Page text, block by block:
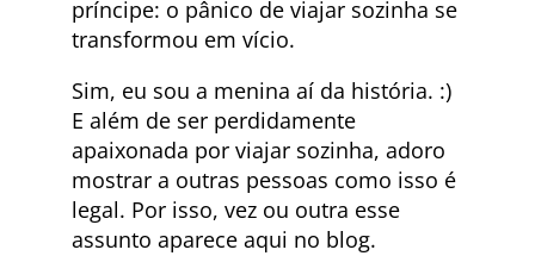
príncipe: o pânico de viajar sozinha se
transformou em vício.
Sim, eu sou a menina aí da história. :)
E além de ser perdidamente
apaixonada por viajar sozinha, adoro
mostrar a outras pessoas como isso é
legal. Por isso, vez ou outra esse
assunto aparece aqui no blog.